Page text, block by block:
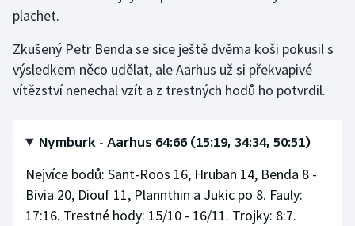
Sportovní střelba
Stolní tenis
Veslování
Vodní slalom
Volejbal
plachet.
Zkušený Petr Benda se sice ještě dvěma koši pokusil s
výsledkem něco udělat, ale Aarhus už si překvapivé
vítězství nenechal vzít a z trestných hodů ho potvrdil.
Nymburk - Aarhus 64:66 (15:19, 34:34, 50:51)
Nejvíce bodů: Sant-Roos 16, Hruban 14, Benda 8 -
Bivia 20, Diouf 11, Plannthin a Jukic po 8. Fauly:
17:16. Trestné hody: 15/10 - 16/11. Trojky: 8:7.